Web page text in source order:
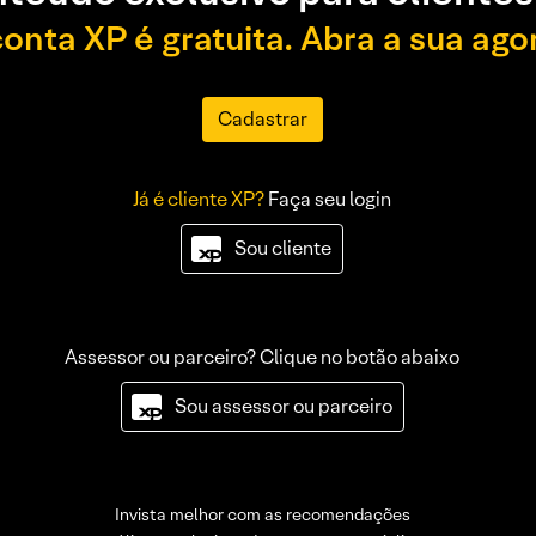
XP é gratuita. Abra a sua
Cadastrar
Já é cliente XP?Faça seu login
Sou cliente
Assessor ou parceiro? Clique no botão abaixo
Sou assessor ou parceiro
Invista melhor com as recomendações